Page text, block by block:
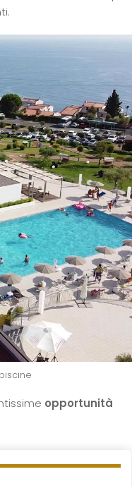
opportunità